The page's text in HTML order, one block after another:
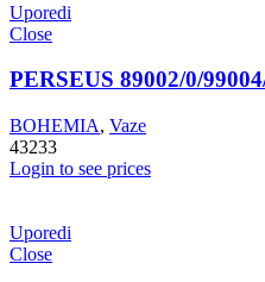
Uporedi
Close
PERSEUS 89002/0/
BOHEMIA, Vaze
43233
Login to see prices
Uporedi
Close